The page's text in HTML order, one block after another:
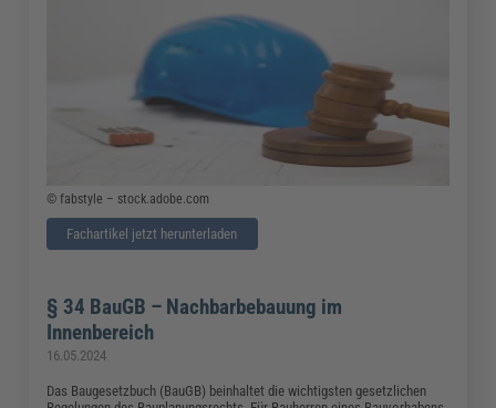
© fabstyle – stock.adobe.com
Fachartikel jetzt herunterladen
§ 34 BauGB – Nachbarbebauung im
Innenbereich
16.05.2024
Das Baugesetzbuch (BauGB) beinhaltet die wichtigsten gesetzlichen